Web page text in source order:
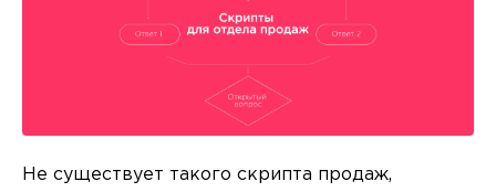
Не существует такого скрипта продаж,